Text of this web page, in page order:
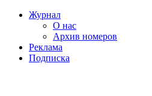
Журнал
О нас
Архив номеров
Реклама
Подписка